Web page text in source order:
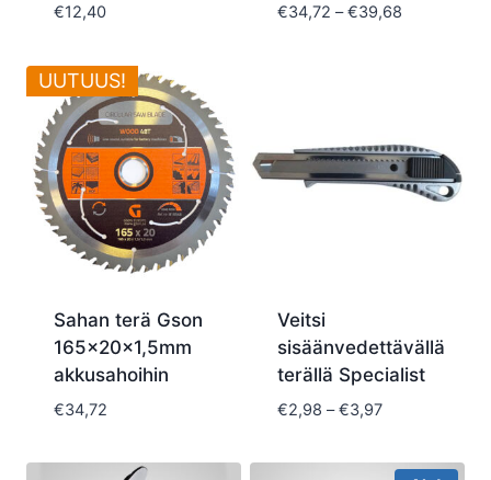
€12,40 €34,72 – €39,68
UUTUUS!
Sahan terä Gson
165x20x1,5mm
akkusahoihin
€34,72
Veitsi
sisäänvedettävällä
terällä Specialist
€2,98 – €3,97Hintaluokka:
-